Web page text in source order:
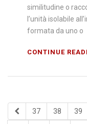
similitudine o
l’unità isolabile
formata da uno o
CONTINUE
37 38 39